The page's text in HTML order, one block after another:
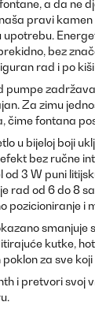
a da ne
pravi
upotrebu.
bez
rad i po kiši
Za zimu
čime fontana
u bijeloj boji
bez ručne
od 3 W puni
rad od 6 do 8
pozicioniranje i
smanjuje
kutke,
za sve
i pretvori svoj